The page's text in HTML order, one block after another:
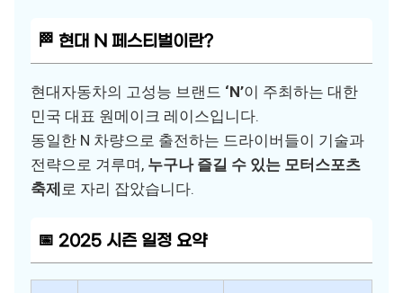
🏁 현대 N 페스티벌이란?
현대자동차의 고성능 브랜드 ‘N’이 주최하는 대한
민국 대표 원메이크 레이스입니다.
동일한 N 차량으로 출전하는 드라이버들이 기술과
전략으로 겨루며, 누구나 즐길 수 있는 모터스포츠
축제 로 자리 잡았습니다.
📅 2025 시즌 일정 요약